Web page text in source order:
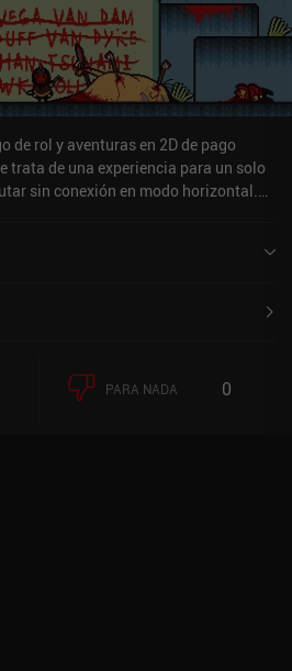
un juego
la franquicia LISA es una
los fans de este estilo de RPG
retro, el humor negro y la
de rol y aventuras en 2D de pago
trata de una experiencia para un solo
sin conexión en modo horizontal.
PARA NADA 0